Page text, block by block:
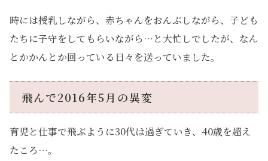
時には授乳しながら、赤ちゃんをおんぶしながら、子ども
たちに子守をしてもらいながら…と大忙しでしたが、なん
とかかんとか回っている日々を送っていました。
飛んで2016年5月の異変
育児と仕事で飛ぶように30代は過ぎていき、40歳を超え
たころ…。